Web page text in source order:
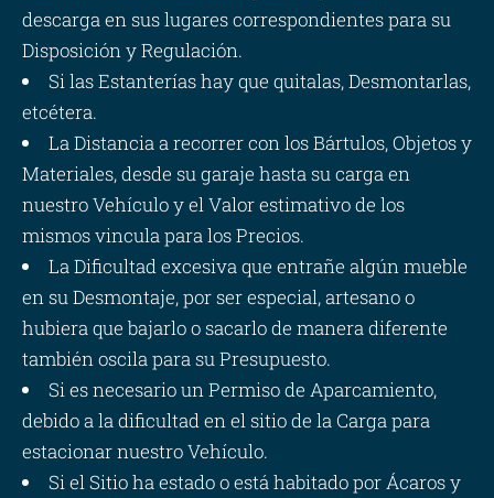
descarga en sus lugares correspondientes para su
Disposición y Regulación.
Si las Estanterías hay que quitalas, Desmontarlas,
etcétera.
La Distancia a recorrer con los Bártulos, Objetos y
Materiales, desde su garaje hasta su carga en
nuestro Vehículo y el Valor estimativo de los
mismos vincula para los Precios.
La Dificultad excesiva que entrañe algún mueble
en su Desmontaje, por ser especial, artesano o
hubiera que bajarlo o sacarlo de manera diferente
también oscila para su Presupuesto.
Si es necesario un Permiso de Aparcamiento,
debido a la dificultad en el sitio de la Carga para
estacionar nuestro Vehículo.
Si el Sitio ha estado o está habitado por Ácaros y